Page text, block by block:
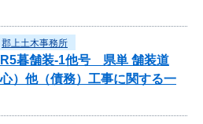
郡上土木事務所
R5暮舗装-1他号 県単 舗装道
）他（債務）工事に関する一